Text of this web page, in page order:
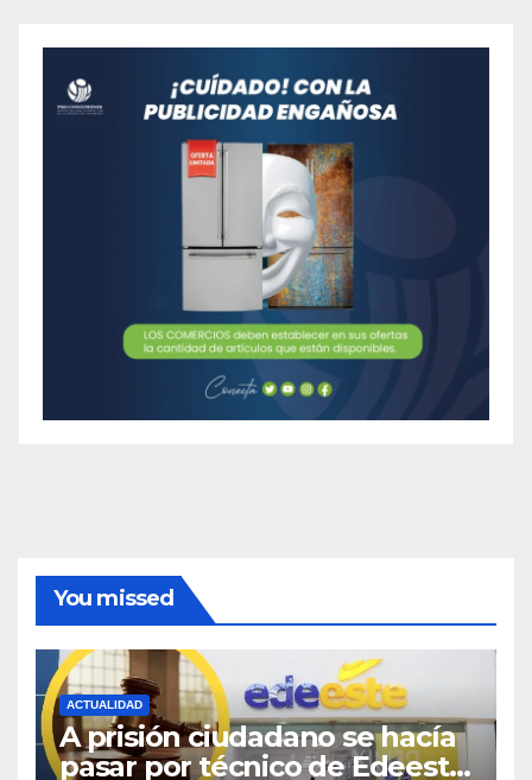
You missed
ACTUALIDAD
A prisión ciudadano se hacía
pasar por técnico de Edeeste